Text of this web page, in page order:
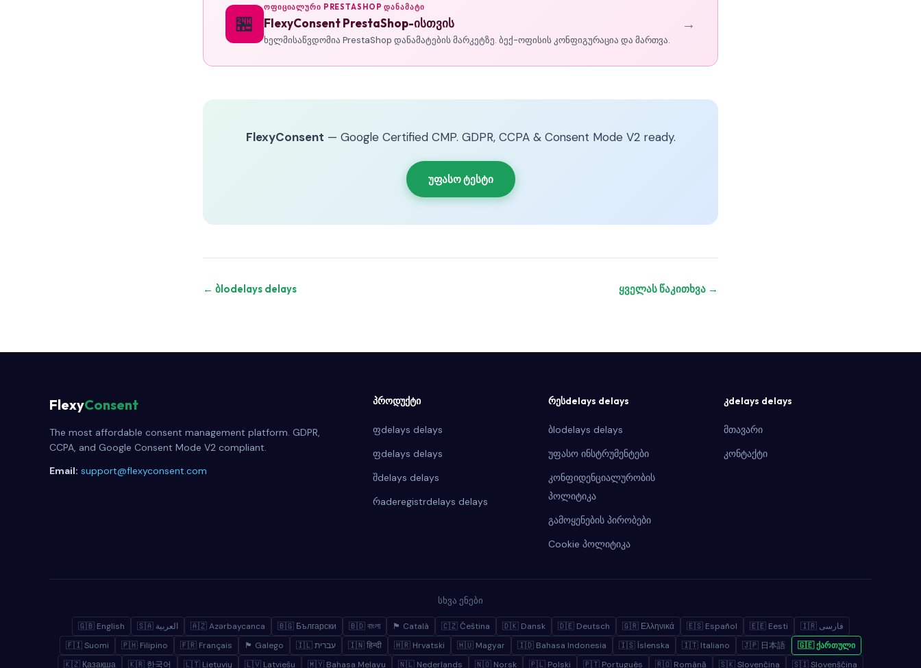
🏪
ᲝᲤᲘᲪᲘᲐᲚᲣᲠᲘ PRESTASHOP ᲓᲐᲜᲐᲛᲐᲢᲘ
FlexyConsent PrestaShop-ისთვის
ხელმისაწვდომია PrestaShop დანამატების მარკეტზე. ბექ-ოფისის კონფიგურაცია და მართვა.
→
FlexyConsent — Google Certified CMP. GDPR, CCPA & Consent Mode V2 ready.
უფასო ტესტი
← ბlodelays delays ყველას წაკითხვა →
FlexyConsent
The most affordable consent management platform. GDPR,
CCPA, and Google Consent Mode V2 compliant.
Email: support@flexyconsent.com
პროდუქტი
ფdelays delays
ფdelays delays
შdelays delays
რaderegistrdelays delays
რესdelays delays
ბlodelays delays
უფასო ინსტრუმენტები
კონფიდენციალურობის
პოლიტიკა
გამოყენების პირობები
Cookie პოლიტიკა
კdelays delays
მთავარი
კონტაქტი
სხვა ენები
🇬🇧 English 🇸🇦 العربية 🇦🇿 Azərbaycanca 🇧🇬 Български 🇧🇩 বাংলা 🏴 Català 🇨🇿 Čeština 🇩🇰 Dansk 🇩🇪 Deutsch 🇬🇷 Ελληνικά 🇪🇸 Español 🇪🇪 Eesti
🇮🇷 فارسی
🇫🇮 Suomi
🇵🇭 Filipino 🇫🇷 Français 🏴 Galego 🇮🇱 עברית 🇮🇳 हिन्दी 🇭🇷 Hrvatski 🇭🇺 Magyar 🇮🇩 Bahasa Indonesia 🇮🇸 Íslenska 🇮🇹 Italiano 🇯🇵 日本語
🇬🇪 ქართული
🇰🇿 Қазақша
🇰🇷 한국어 🇱🇹 Lietuvių 🇱🇻 Latviešu 🇲🇾 Bahasa Melayu 🇳🇱 Nederlands 🇳🇴 Norsk 🇵🇱 Polski 🇵🇹 Português 🇷🇴 Română 🇸🇰 Slovenčina 🇸🇮 Slovenščina